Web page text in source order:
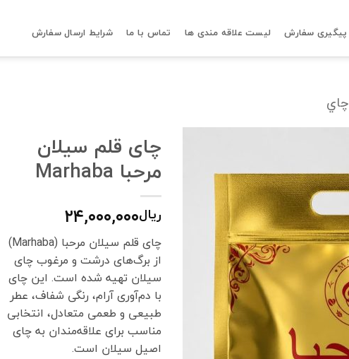
پیگیری سفارش لیست علاقه مندی ها تماس با ما شرایط ارسال سفارش
چاي
چای قلم سیلان
مرحبا Marhaba
ریال۲۴,۰۰۰,۰۰۰
چای قلم سیلان مرحبا (Marhaba)
از برگ‌های درشت و مرغوب چای
سیلان تهیه شده است. این چای
با دم‌آوری آرام، رنگی شفاف، عطر
طبیعی و طعمی متعادل، انتخابی
مناسب برای علاقه‌مندان به چای
اصیل سیلان است.